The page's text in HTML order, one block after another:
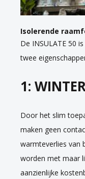
Isolerende
De INSULATE 50
twee
1:
Door het slim
maken geen
warmteverlies van
worden met maar
aanzienlijke